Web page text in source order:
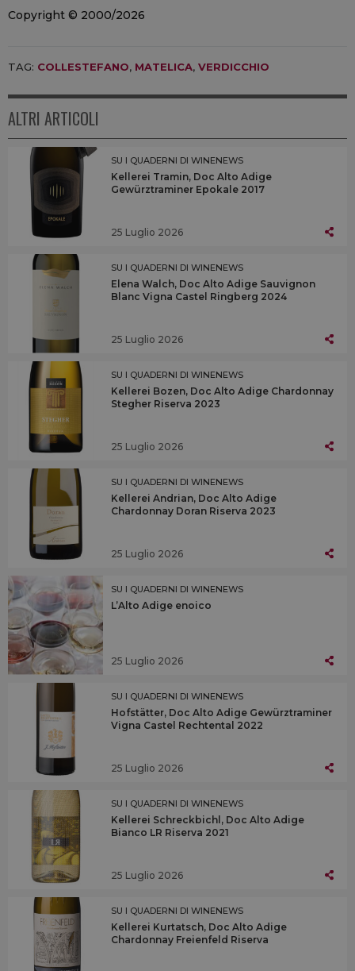
Copyright © 2000/2026
TAG: COLLESTEFANO, MATELICA, VERDICCHIO
ALTRI ARTICOLI
SU I QUADERNI DI WINENEWS
Kellerei Tramin, Doc Alto Adige
Gewürztraminer Epokale 2017
25 Luglio 2026
SU I QUADERNI DI WINENEWS
Elena Walch, Doc Alto Adige Sauvignon
Blanc Vigna Castel Ringberg 2024
25 Luglio 2026
SU I QUADERNI DI WINENEWS
Kellerei Bozen, Doc Alto Adige Chardonnay
Stegher Riserva 2023
25 Luglio 2026
SU I QUADERNI DI WINENEWS
Kellerei Andrian, Doc Alto Adige
Chardonnay Doran Riserva 2023
25 Luglio 2026
SU I QUADERNI DI WINENEWS
L’Alto Adige enoico
25 Luglio 2026
SU I QUADERNI DI WINENEWS
Hofstätter, Doc Alto Adige Gewürztraminer
Vigna Castel Rechtental 2022
25 Luglio 2026
SU I QUADERNI DI WINENEWS
Kellerei Schreckbichl, Doc Alto Adige
Bianco LR Riserva 2021
25 Luglio 2026
SU I QUADERNI DI WINENEWS
Kellerei Kurtatsch, Doc Alto Adige
Chardonnay Freienfeld Riserva